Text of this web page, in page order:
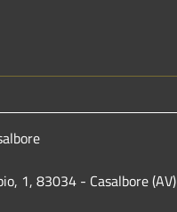
1, 83034 - Casalbore (AV)